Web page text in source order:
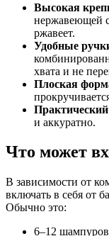
Высокая
нержавеющей
ржавеет.
Удобные
хвата и не
Плоская
Практический
и аккуратно.
Что может
В зависимости от
включать в себя от
Обычно это:
6–12